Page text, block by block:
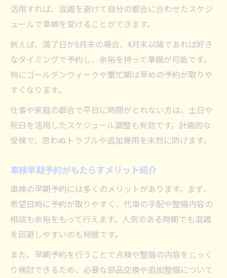
活用すれば、混雑を避けて自分の都合に合わせたスケジ
ュールで車検を受けることができます。
例えば、満了日が5月末の場合、4月末以降であれば好き
なタイミングで予約し、余裕を持って準備が可能です。
特にゴールデンウィークや繁忙期は早めの予約が取りや
すくなります。
仕事や家庭の都合で平日に時間がとれない方は、土日や
祝日を活用したスケジュール調整も有効です。計画的な
受検で、思わぬトラブルや追加費用を未然に防げます。
車検早期予約がもたらすメリット紹介
車検の早期予約には多くのメリットがあります。まず、
希望日時に予約が取りやすく、代車の手配や整備内容の
相談も余裕をもって行えます。人気のある時期でも混雑
を回避しやすいのも特徴です。
また、早期予約を行うことで点検や整備の内容をじっく
り検討できるため、必要な部品交換や追加整備について